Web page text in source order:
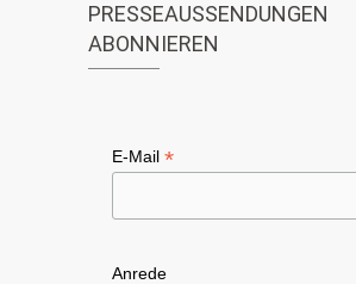
PRESSEAUSSENDUNGEN
ABONNIEREN
E-Mail *
Anrede